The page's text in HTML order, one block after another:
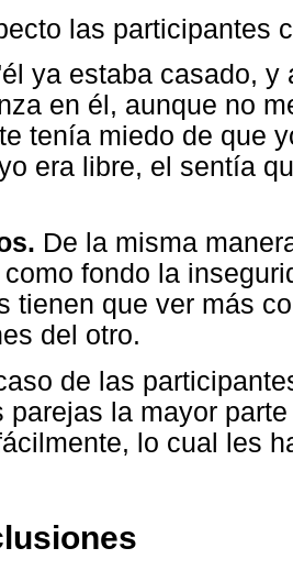
las participantes
ya estaba casado,
en él, aunque no
tenía miedo de que
era libre, el sentía
De la misma
fondo la
tienen que ver más
del otro.
de las
parejas la mayor
lo cual les